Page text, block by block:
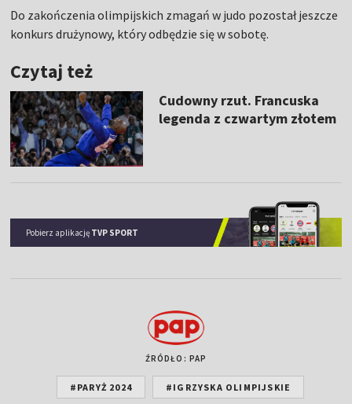
Do zakończenia olimpijskich zmagań w judo pozostał jeszcze
konkurs drużynowy, który odbędzie się w sobotę.
Czytaj też
Cudowny rzut. Francuska
legenda z czwartym złotem
Pobierz aplikację TVP SPORT
ŹRÓDŁO: PAP
#PARYŻ 2024 #IGRZYSKA OLIMPIJSKIE